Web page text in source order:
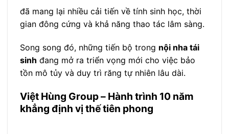
đã mang lại nhiều cải tiến về tính sinh học, thời
gian đông cứng và khả năng thao tác lâm sàng.
Song song đó, những tiến bộ trong nội nha tái
sinh đang mở ra triển vọng mới cho việc bảo
tồn mô tủy và duy trì răng tự nhiên lâu dài.
Việt Hùng Group – Hành trình 10 năm
khẳng định vị thế tiên phong